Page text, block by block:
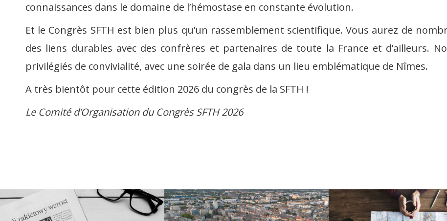
connaissances dans le domaine de l’hémostase en constante évolution.
Et le Congrès SFTH est bien plus qu’un rassemblement scientifique. Vous aurez de
des liens durables avec des confrères et partenaires de toute la France et d’ailleurs.
privilégiés de convivialité, avec une soirée de gala dans un lieu emblématique de Nîmes.
A très bientôt pour cette édition 2026 du congrès de la SFTH !
Le Comité d’Organisation du Congrès SFTH 2026